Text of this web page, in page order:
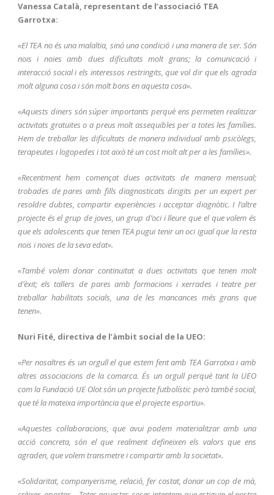
Vanessa Català, representant de l’associació TEA
Garrotxa:
«El TEA no és una malaltia, sinó una condició i una manera de ser. Són
nois i noies amb dues dificultats molt grans; la comunicació i
interacció social i els interessos restringits, que vol dir que els agrada
molt alguna cosa i són molt bons en aquesta cosa».
«Aquests diners són súper importants perquè ens permeten realitizar
activitats gratuïtes o a preus molt assequibles per a totes les famílies.
Hem de treballar les dificultats de manera individual amb psicòlegs,
terapeutes i logopedes i tot això té un cost molt alt per a les famílies».
«Recentment hem començat dues activitats de manera mensual;
trobades de pares amb fills diagnosticats dirigits per un expert per
resoldre dubtes, compartir experiències i acceptar diagnòtic. I l’altre
projecte és el grup de joves, un grup d’oci i lleure que el que volem és
que els adolescents que tenen TEA pugui tenir un oci igual que la resta
nois i noies de la seva edat».
«També volem donar continuïtat a dues activitats que tenen molt
d’èxit; els tallers de pares amb formacions i xerrades i teatre per
treballar habilitats socials, una de les mancances més grans que
tenen».
Nuri Fité, directiva de l’àmbit social de la UEO:
«Per nosaltres és un orgull el que estem fent amb TEA Garrotxa i amb
altres associacions de la comarca. És un orgull perquè tant la UEO
com la Fundació UE Olot són un projecte futbolístic però també social,
que té la mateixa importància que el projecte esportiu».
«Aquestes col·laboracions, que avui podem materialitzar amb una
acció concreta, són el que realment defineixen els valors que ens
agraden, que volem transmetre i compartir amb la societat».
«Solidaritat, companyerisme, relació, fer costat, donar un cop de mà,